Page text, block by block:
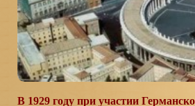
В 1929 году при участии